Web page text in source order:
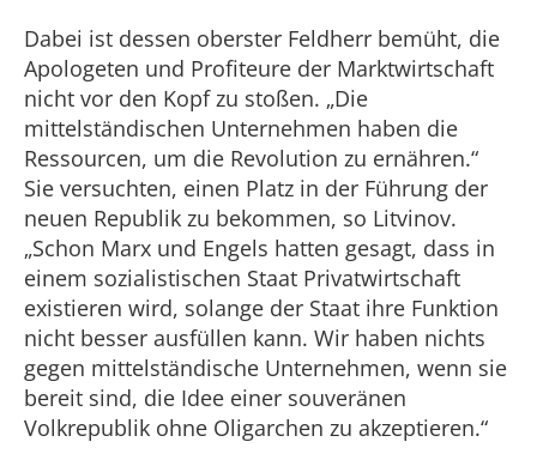
Dabei ist dessen oberster Feldherr bemüht, die
Apologeten und Profiteure der Marktwirtschaft
nicht vor den Kopf zu stoßen. „Die
mittelständischen Unternehmen haben die
Ressourcen, um die Revolution zu ernähren.“
Sie versuchten, einen Platz in der Führung der
neuen Republik zu bekommen, so Litvinov.
„Schon Marx und Engels hatten gesagt, dass in
einem sozialistischen Staat Privatwirtschaft
existieren wird, solange der Staat ihre Funktion
nicht besser ausfüllen kann. Wir haben nichts
gegen mittelständische Unternehmen, wenn sie
bereit sind, die Idee einer souveränen
Volkrepublik ohne Oligarchen zu akzeptieren.“